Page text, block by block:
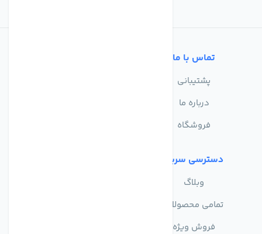
تماس با ما
پشتیبانی
درباره ما
فروشگاه
دسترسی سریع
وبلاگ
تمامی محصولات
فروش ویژه